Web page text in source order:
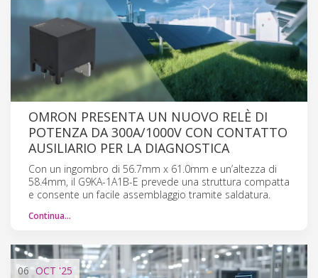
OMRON PRESENTA UN NUOVO RELÈ DI
POTENZA DA 300A/1000V CON CONTATTO
AUSILIARIO PER LA DIAGNOSTICA
Con un ingombro di 56.7mm x 61.0mm e un’altezza di
58.4mm, il G9KA-1A1B-E prevede una struttura compatta
e consente un facile assemblaggio tramite saldatura.
Continua…
06 OCT '25